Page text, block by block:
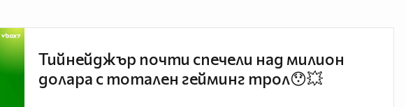
Тийнейджър почти спечели над милион
долара с тотален гейминг трол😯💥